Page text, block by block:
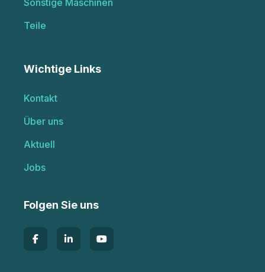
Sonstige Maschinen
Teile
Wichtige Links
Kontakt
Über uns
Aktuell
Jobs
Folgen Sie uns